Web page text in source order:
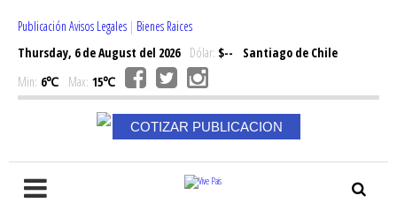
Publicación Avisos Legales | Bienes Raices
Thursday, 6 de August del 2026Dólar: $--
Santiago de Chile
Min: 6℃ Max: 15℃
COTIZAR PUBLICACION